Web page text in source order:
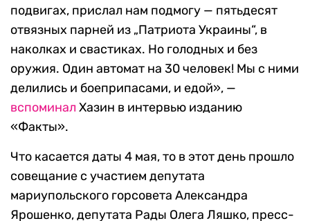
подвигах, прислал нам подмогу — пятьдесят
отвязных парней из „Патриота Украины“, в
наколках и свастиках. Но голодных и без
оружия. Один автомат на 30 человек! Мы с ними
делились и боеприпасами, и едой», —
вспоминал Хазин в интервью изданию
«Факты».
Что касается даты 4 мая, то в этот день прошло
совещание с участием депутата
мариупольского горсовета Александра
Ярошенко, депутата Рады Олега Ляшко, пресс-